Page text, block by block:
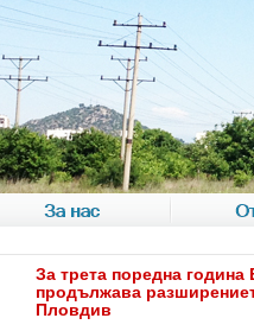
За нас
За трета поредна
продължава
Пловдив